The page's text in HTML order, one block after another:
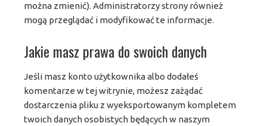
można zmienić). Administratorzy strony również
mogą przeglądać i modyfikować te informacje.
Jakie masz prawa do swoich danych
Jeśli masz konto użytkownika albo dodałeś
komentarze w tej witrynie, możesz zażądać
dostarczenia pliku z wyeksportowanym kompletem
twoich danych osobistych będących w naszym